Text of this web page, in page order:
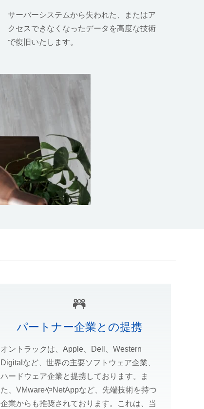
サーバーシステムから失われた、またはア
クセスできなくなったデータを高度な技術
で復旧いたします。
パートナー企業との提携
オントラックは、Apple、Dell、Western
Digitalなど、世界の主要ソフトウェア企業、
ハードウェア企業と提携しております。ま
た、VMwareやNetAppなど、先端技術を持つ
企業からも推奨されております。これは、当